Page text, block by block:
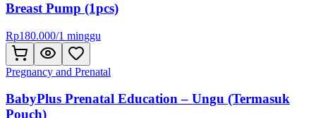
Breast Pump (1pcs)
Rp180.000/1 minggu
Pregnancy and Prenatal
BabyPlus Prenatal Education – Ungu (Termasuk
Pouch)